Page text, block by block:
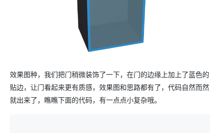
效果图种，我们把门稍微装饰了一下，在门的边缘上加上了蓝色的
贴边，让门看起来更有质感，效果图和思路都有了，代码自然而然
就出来了，瞧瞧下面的代码，有一点点小复杂哦。